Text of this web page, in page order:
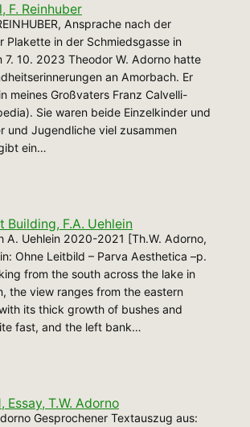
F. Reinhuber
Ansprache nach der
Plakette in der Schmiedsgasse in
7. 10. 2023 Theodor W. Adorno hatte
an Amorbach. Er
meines Großvaters Franz Calvelli-
Sie waren beide Einzelkinder und
und Jugendliche viel zusammen
ein…
Building, F.A. Uehlein
A. Uehlein 2020-2021 [Th.W. Adorno,
Ohne Leitbild – Parva Aesthetica –p.
from the south across the lake in
the view ranges from the eastern
its thick growth of bushes and
fast, and the left bank…
Essay, T.W. Adorno
Gesprochener Textauszug aus: